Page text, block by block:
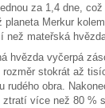
za 1,4 dne,
planeta Merkur
než mateřská
hvězda vyčerpá
stokrát až
rudého obra.
ztratí více než 80 %